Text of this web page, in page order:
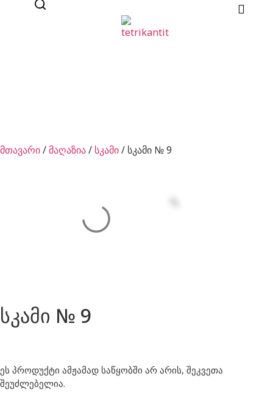
მთავარი/მაღაზია/ სკამი/ სკამი № 9
სკამი № 9
ეს პროდუქტი ამჟამად საწყობში არ არის, შეკვეთა
შეუძლებელია.